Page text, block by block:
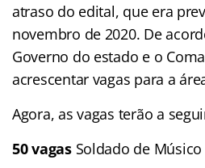
atraso do edital, que era
novembro de 2020. De
Governo do estado e o
acrescentar vagas para a
Agora, as vagas terão a
50 vagasSoldado de Músico